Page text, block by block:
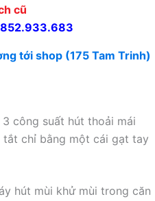
cũ
tới shop (175 Tam Trinh)
công suất hút thoải mái
tắt chỉ bằng một cái gạt tay
hút mùi khử mùi trong căn